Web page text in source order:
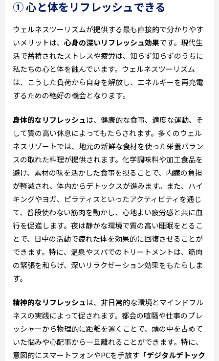
① 心と体をリフレッシュできる
ウェルネスツーリズムが提供する最も直接的で分かりやす
いメリットは、 心身の深いリフレッシュ効果です。現代生
活で蓄積されたストレスや疲労は、知らず知らずのうちに
私たちの心と体を蝕んでいます。ウェルネスツーリズム
は、こうした負荷から自身を解放し、エネルギーを再充電
するための絶好の機会となります。
身体的なリフレッシュは、健康的な食事、適度な運動、そ
して質の高い休息によってもたらされます。多くのウェル
ネスリゾートでは、地元の新鮮な食材を使った栄養バラン
スの取れた料理が提供されます。化学調味料や加工食品を
避け、素材の味を活かした食事を摂ることで、内臓の負担
が軽減され、体内からデトックスが進みます。また、ハイ
キングやヨガ、ピラティスといったアクティビティを通じ
て、普段使わない筋肉を動かし、心地よい疲労感と共に血
行を促進します。夜は静かな環境で質の高い睡眠をとるこ
とで、日中の活動で疲れた体を効果的に回復させることが
できます。特に、温泉やスパでのトリートメントは、筋肉
の緊張を和らげ、深いリラクゼーション効果をもたらしま
す。
精神的なリフレッシュは、非日常的な環境とマインドフル
ネスの実践によって促されます。都会の喧騒や仕事のプレ
ッシャーから物理的に距離を置くことで、頭の中を占めて
いた悩みや心配事から一旦離れることができます。特に、
意図的にスマートフォンやPCを手放す 「デジタルデトック